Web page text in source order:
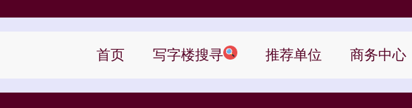
首页 写字楼搜寻 推荐单位 商务中心